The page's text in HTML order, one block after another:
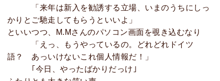
「来年は新入を勧誘する立場、いまのうちにしっ
かりとご馳走してもらうといいよ」
といいつつ、M.Mさんのパソコン画面を覗き込むなり
「えっ、もうやっているの。どれどれドイツ
語？ あっいけないこれ個人情報だ！」
｢今日、やったばかりだっけ｣